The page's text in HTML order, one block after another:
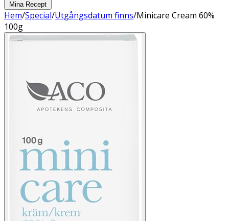
Mina Recept
Hem/Special/Utgångsdatum finns/Minicare Cream 60%
100g